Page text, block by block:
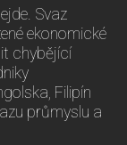
Svaz
ekonomické
chybějící
Filipín
průmyslu a